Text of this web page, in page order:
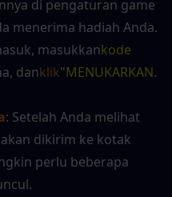
di pengaturan game
menerima hadiah Anda.
masukkankode
danklik"MENUKARKAN.
: Setelah Anda melihat
dikirim ke kotak
perlu beberapa